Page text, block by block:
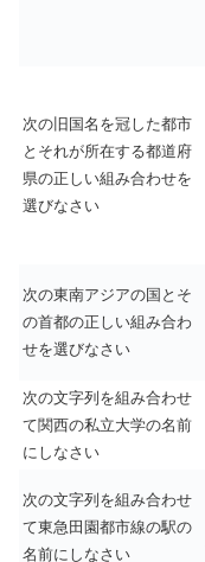
次の旧国名を冠した都市
とそれが所在する都道府
県の正しい組み合わせを
選びなさい
次の東南アジアの国とそ
の首都の正しい組み合わ
せを選びなさい
次の文字列を組み合わせ
て関西の私立大学の名前
にしなさい
次の文字列を組み合わせ
て東急田園都市線の駅の
名前にしなさい